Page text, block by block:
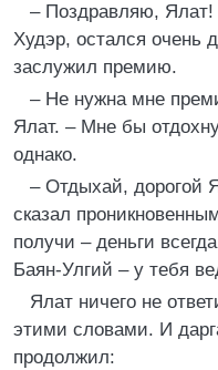
– Поздравляю,
Худэр, остался очень
заслужил премию.
– Не нужна мне
Ялат. – Мне бы
однако.
– Отдыхай, дорогой
сказал
получи – деньги
Баян-Улгий – у тебя
Ялат ничего не
этими словами. И
продолжил: